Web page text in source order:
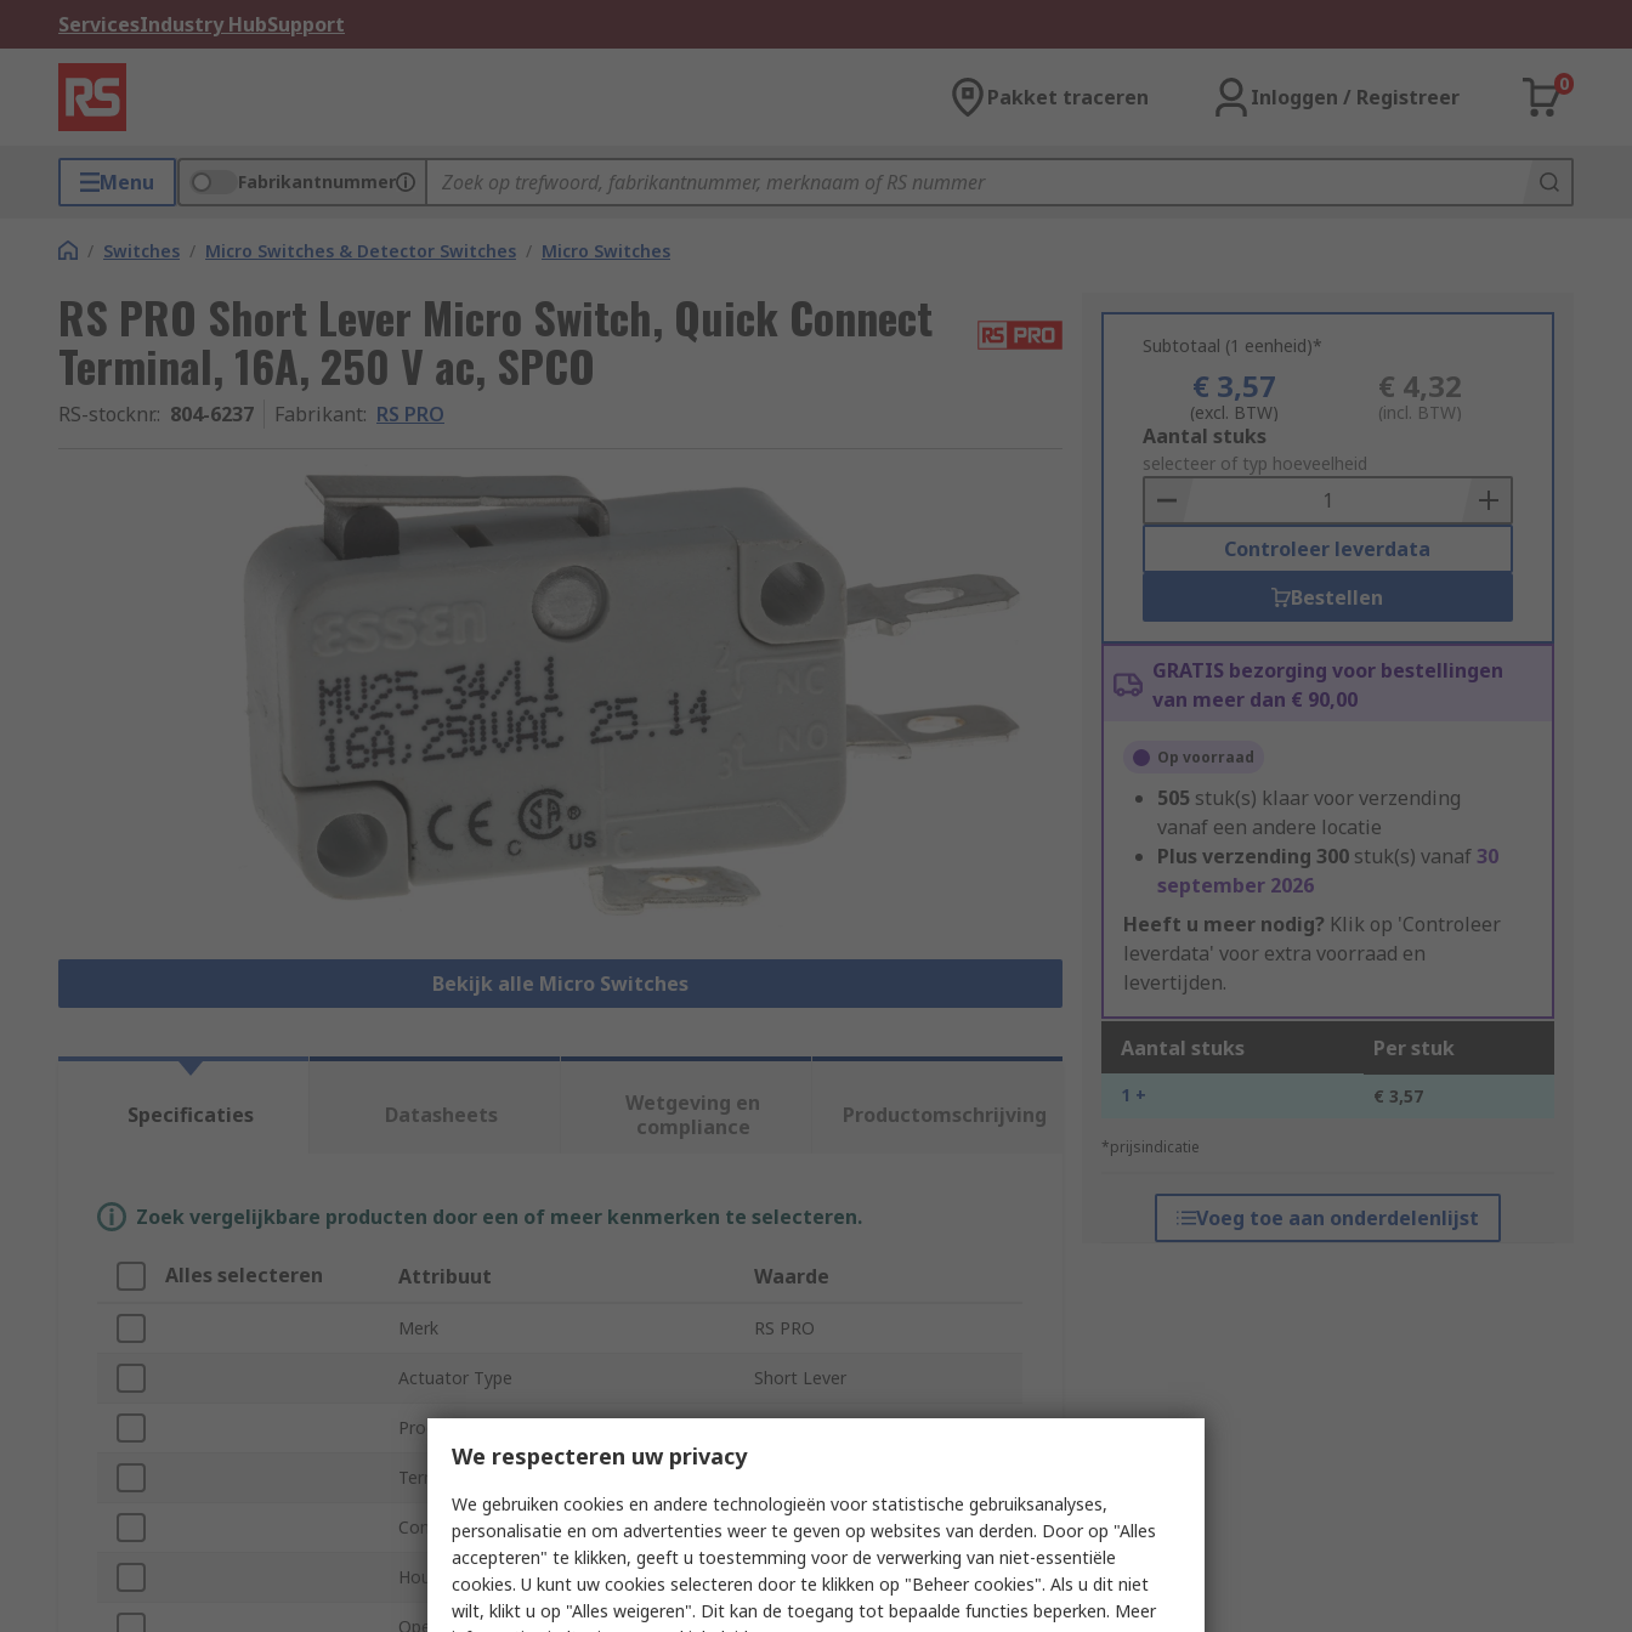
ServicesIndustry HubSupport
Pakket traceren Inloggen / Registreer
0
Menu Fabrikantnummer
/ Switches / Micro Switches & Detector Switches / Micro Switches
RS PRO Short Lever Micro Switch, Quick Connect
Terminal, 16A, 250 V ac, SPCO
RS-stocknr.: 804-6237 Fabrikant: RS PRO
Bekijk alle Micro Switches
Subtotaal (1 eenheid)*
€ 3,57
(excl. BTW)
€ 4,32
(incl. BTW)
Add
to
Basket
Aantal stuks
selecteer of typ hoeveelheid
Controleer leverdata
Bestellen
GRATIS bezorging voor bestellingen
van meer dan € 90,00
Op voorraad
505 stuk(s) klaar voor verzending
vanaf een andere locatie
Plus verzending 300 stuk(s) vanaf30
september 2026
Heeft u meer nodig? Klik op 'Controleer
leverdata' voor extra voorraad en
levertijden.
Aantal stuks Per stuk
1 + € 3,57
*prijsindicatie
Voeg toe aan onderdelenlijst
Specificaties Datasheets
Wetgeving en
compliance
Productomschrijving
Zoek vergelijkbare producten door een of meer kenmerken te selecteren.
Alles selecteren Attribuut Waarde
Merk RS PRO
Actuator Type Short Lever
Product Type
Terminal Type
Contact Configuration SPCO
Housing Material Glass Filled Thermoplastic
Operating Force
We respecteren uw privacy
We gebruiken cookies en andere technologieën voor statistische gebruiksanalyses,
personalisatie en om advertenties weer te geven op websites van derden. Door op "Alles
accepteren" te klikken, geeft u toestemming voor de verwerking van niet-essentiële
cookies. U kunt uw cookies selecteren door te klikken op "Beheer cookies". Als u dit niet
wilt, klikt u op "Alles weigeren". Dit kan de toegang tot bepaalde functies beperken. Meer